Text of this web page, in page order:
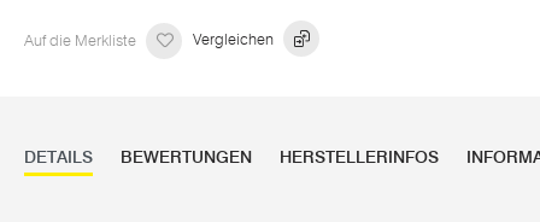
Auf die Merkliste Vergleichen
DETAILS BEWERTUNGEN HERSTELLERINFOS